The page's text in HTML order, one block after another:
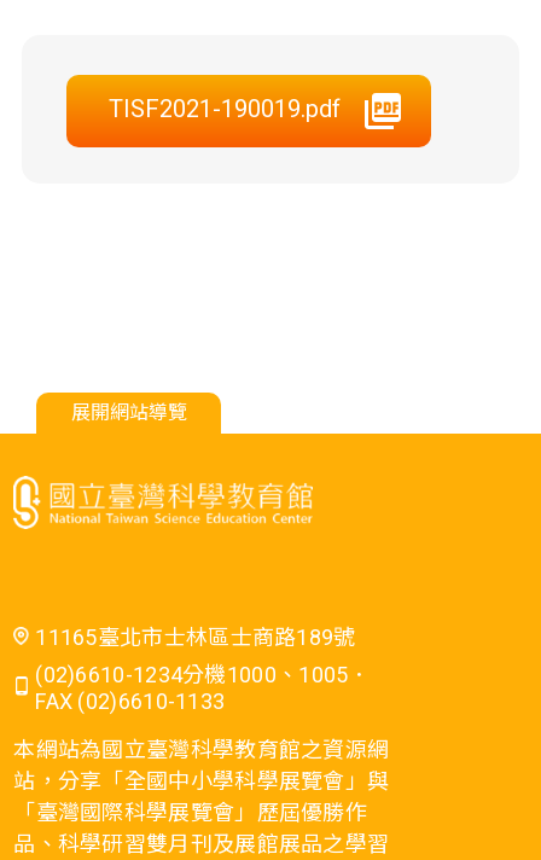
TISF2021-190019.pdf
展開網站導覽
11165臺北市士林區士商路189號
(02)6610-1234分機1000、1005．
FAX (02)6610-1133
本網站為國立臺灣科學教育館之資源網
站，分享「全國中小學科學展覽會」與
「臺灣國際科學展覽會」歷屆優勝作
品、科學研習雙月刊及展館展品之學習